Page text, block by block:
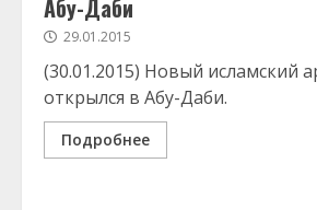
Абу-Даби
29.01.2015
(30.01.2015) Новый исламский
открылся в Абу-Даби.
Подробнее